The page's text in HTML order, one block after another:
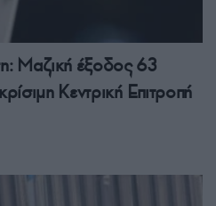
Μαζική έξοδος 63
Κεντρική Επιτροπή